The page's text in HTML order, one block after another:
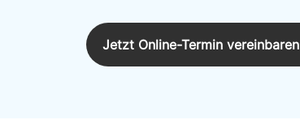
Jetzt Online-Termin vereinbaren